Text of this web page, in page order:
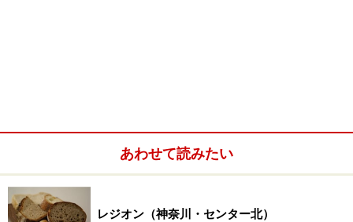
あわせて読みたい
レジオン（神奈川・センター北）